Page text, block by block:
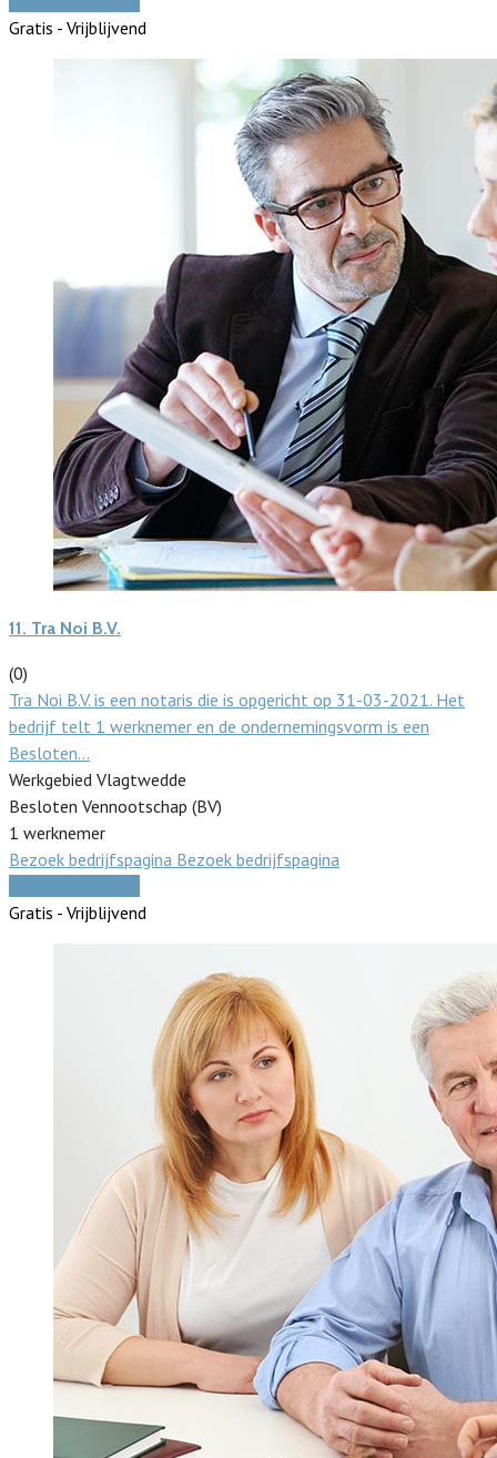
Gratis - Vrijblijvend
11. Tra Noi B.V.
(0)
Tra Noi B.V. is een notaris die is opgericht op 31-03-2021. Het
bedrijf telt 1 werknemer en de ondernemingsvorm is een
Besloten…
Werkgebied Vlagtwedde
Besloten Vennootschap (BV)
1 werknemer
Bezoek bedrijfspagina Bezoek bedrijfspagina
Gratis - Vrijblijvend